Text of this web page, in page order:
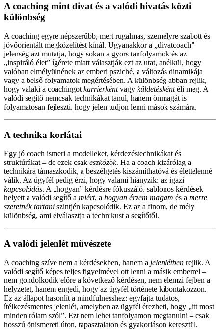
A coaching mint divat és a valódi hivatás közti
különbség
A coaching egyre népszerűbb, mert rugalmas, személyre szabott és
jövőorientált megközelítést kínál. Ugyanakkor a „divatcoach”
jelenség azt mutatja, hogy sokan a gyors tanfolyamok és az
„inspiráló élet” ígérete miatt választják ezt az utat, anélkül, hogy
valóban elmélyülnének az emberi psziché, a változás dinamikája
vagy a belső folyamatok megértésében. A különbség abban rejlik,
hogy valaki a coachingot karrierkéntvagy küldetéskéntéli meg. A
valódi segítő nemcsak technikákat tanul, hanem önmagát is
folyamatosan fejleszti, hogy jelen tudjon lenni mások számára.
A technika korlátai
Egy jó coach ismeri a modelleket, kérdezéstechnikákat és
struktúrákat – de ezek csak eszközök. Ha a coach kizárólag a
technikára támaszkodik, a beszélgetés kiszámíthatóvá és élettelenné
válik. Az ügyfél pedig érzi, hogy valami hiányzik: az igazi
kapcsolódás. A „hogyan” kérdésre fókuszáló, sablonos kérdések
helyett a valódi segítő a miért, a hogyan érzem magam és a merre
szeretnék tartani szintjén kapcsolódik. Ez az a finom, de mély
különbség, ami elválasztja a technikust a segítőtől.
A valódi jelenlét művészete
A coaching szíve nem a kérdésekben, hanem a jelenlétben rejlik. A
valódi segítő képes teljes figyelmével ott lenni a másik emberrel –
nem gondolkodik előre a következő kérdésen, nem elemzi fejben a
helyzetet, hanem engedi, hogy az ügyfél története kibontakozzon.
Ez az állapot hasonlít a mindfulnesshez: egyfajta tudatos,
ítélkezésmentes jelenlét, amelyben az ügyfél érezheti, hogy „itt most
minden rólam szól”. Ezt nem lehet tanfolyamon megtanulni – csak
hosszú önismereti úton, tapasztalaton és gyakorláson keresztül.